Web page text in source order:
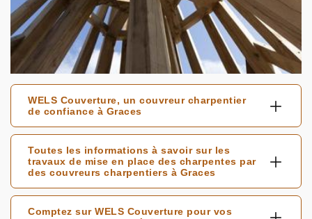
WELS Couverture, un couvreur charpentier
de confiance à Graces
Toutes les informations à savoir sur les
travaux de mise en place des charpentes par
des couvreurs charpentiers à Graces
Comptez sur WELS Couverture pour vos